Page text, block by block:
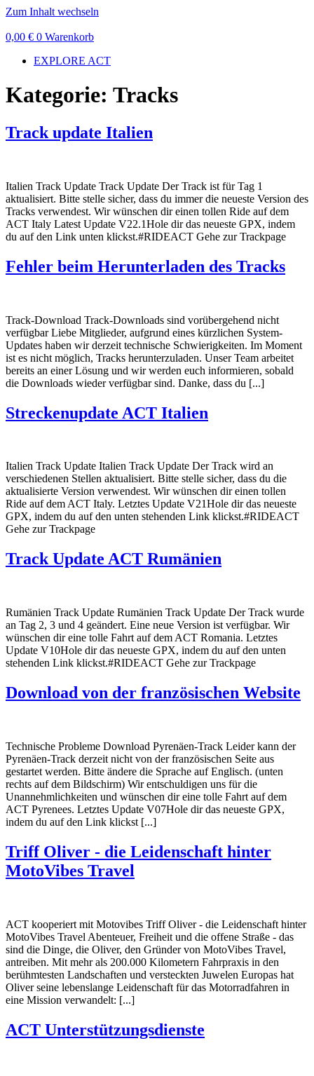
Zum Inhalt wechseln
0,00 € 0 Warenkorb
EXPLORE ACT
Kategorie: Tracks
Track update Italien
Italien Track Update Track Update Der Track ist für Tag 1
aktualisiert. Bitte stelle sicher, dass du immer die neueste Version des
Tracks verwendest. Wir wünschen dir einen tollen Ride auf dem
ACT Italy Latest Update V22.1Hole dir das neueste GPX, indem
du auf den Link unten klickst.#RIDEACT Gehe zur Trackpage
Fehler beim Herunterladen des Tracks
Track-Download Track-Downloads sind vorübergehend nicht
verfügbar Liebe Mitglieder, aufgrund eines kürzlichen System-
Updates haben wir derzeit technische Schwierigkeiten. Im Moment
ist es nicht möglich, Tracks herunterzuladen. Unser Team arbeitet
bereits an einer Lösung und wir werden euch informieren, sobald
die Downloads wieder verfügbar sind. Danke, dass du [...]
Streckenupdate ACT Italien
Italien Track Update Italien Track Update Der Track wird an
verschiedenen Stellen aktualisiert. Bitte stelle sicher, dass du die
aktualisierte Version verwendest. Wir wünschen dir einen tollen
Ride auf dem ACT Italy. Letztes Update V21Hole dir das neueste
GPX, indem du auf den unten stehenden Link klickst.#RIDEACT
Gehe zur Trackpage
Track Update ACT Rumänien
Rumänien Track Update Rumänien Track Update Der Track wurde
an Tag 2, 3 und 4 geändert. Eine neue Version ist verfügbar. Wir
wünschen dir eine tolle Fahrt auf dem ACT Romania. Letztes
Update V10Hole dir das neueste GPX, indem du auf den unten
stehenden Link klickst.#RIDEACT Gehe zur Trackpage
Download von der französischen Website
Technische Probleme Download Pyrenäen-Track Leider kann der
Pyrenäen-Track derzeit nicht von der französischen Seite aus
gestartet werden. Bitte ändere die Sprache auf Englisch. (unten
rechts auf dem Bildschirm) Wir entschuldigen uns für die
Unannehmlichkeiten und wünschen dir eine tolle Fahrt auf dem
ACT Pyrenees. Letztes Update V07Hole dir das neueste GPX,
indem du auf den Link klickst [...]
Triff Oliver - die Leidenschaft hinter
MotoVibes Travel
ACT kooperiert mit Motovibes Triff Oliver - die Leidenschaft hinter
MotoVibes Travel Abenteuer, Freiheit und die offene Straße - das
sind die Dinge, die Oliver, den Gründer von MotoVibes Travel,
antreiben. Mit mehr als 200.000 Kilometern Fahrpraxis in den
berühmtesten Landschaften und versteckten Juwelen Europas hat
Oliver seine lebenslange Leidenschaft für das Motorradfahren in
eine Mission verwandelt: [...]
ACT Unterstützungsdienste